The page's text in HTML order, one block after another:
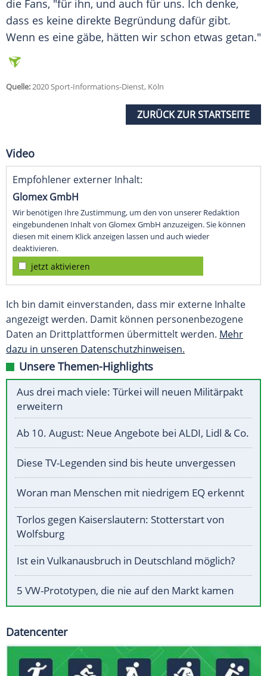
die Fans, "für ihn, und auch für uns. Ich denke,
dass es keine direkte Begründung dafür gibt.
Wenn es eine gäbe, hätten wir schon etwas getan."
Quelle:2020 Sport-Informations-Dienst, Köln
ZURÜCK ZUR STARTSEITE
Video
Empfohlener externer Inhalt:
Glomex GmbH
Wir benötigen Ihre Zustimmung, um den von unserer Redaktion
eingebundenen Inhalt von Glomex GmbH anzuzeigen. Sie können
diesen mit einem Klick anzeigen lassen und auch wieder
deaktivieren.
jetzt aktivieren
Ich bin damit einverstanden, dass mir externe Inhalte
angezeigt werden. Damit können personenbezogene
Daten an Drittplattformen übermittelt werden. Mehr
dazu in unseren Datenschutzhinweisen.
Unsere Themen-Highlights
Aus drei mach viele: Türkei will neuen Militärpakt
erweitern
Ab 10. August: Neue Angebote bei ALDI, Lidl & Co.
Diese TV-Legenden sind bis heute unvergessen
Woran man Menschen mit niedrigem EQ erkennt
Torlos gegen Kaiserslautern: Stotterstart von
Wolfsburg
Ist ein Vulkanausbruch in Deutschland möglich?
5 VW-Prototypen, die nie auf den Markt kamen
Datencenter